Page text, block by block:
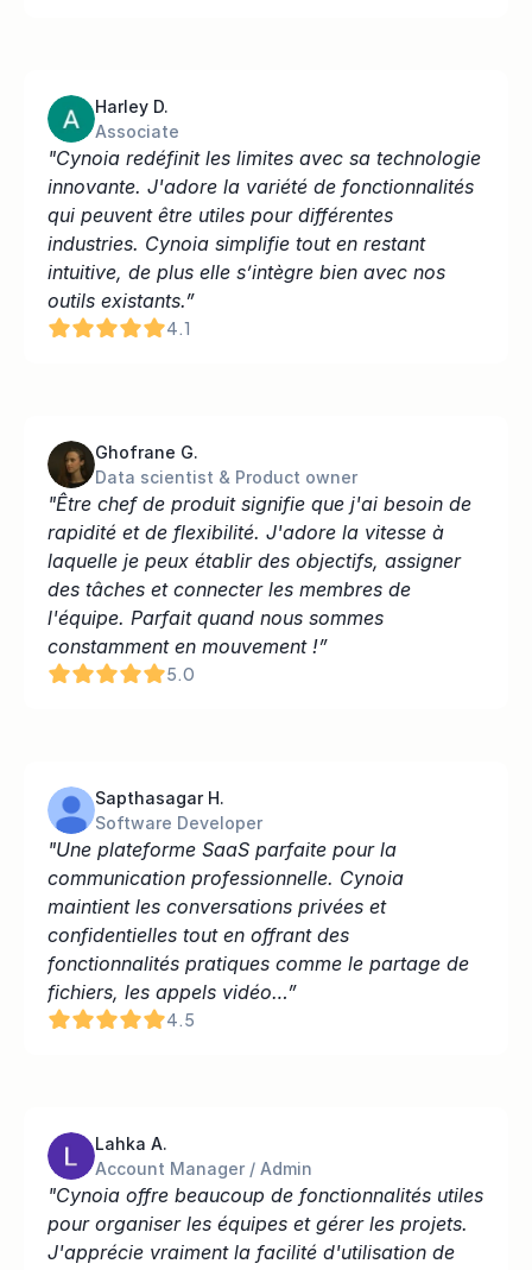
Harley D.
Associate
"Cynoia redéfinit les limites avec sa technologie
innovante. J'adore la variété de fonctionnalités
qui peuvent être utiles pour différentes
industries. Cynoia simplifie tout en restant
intuitive, de plus elle s’intègre bien avec nos
outils existants.”
4.1
Ghofrane G.
Data scientist & Product owner
"Être chef de produit signifie que j'ai besoin de
rapidité et de flexibilité. J'adore la vitesse à
laquelle je peux établir des objectifs, assigner
des tâches et connecter les membres de
l'équipe. Parfait quand nous sommes
constamment en mouvement !”
5.0
Sapthasagar H.
Software Developer
"Une plateforme SaaS parfaite pour la
communication professionnelle. Cynoia
maintient les conversations privées et
confidentielles tout en offrant des
fonctionnalités pratiques comme le partage de
fichiers, les appels vidéo…”
4.5
Lahka A.
Account Manager / Admin
"Cynoia offre beaucoup de fonctionnalités utiles
pour organiser les équipes et gérer les projets.
J'apprécie vraiment la facilité d'utilisation de